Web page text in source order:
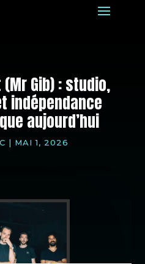
Gib) : studio,
indépendance
aujourd’hui
| MAI 1, 2026